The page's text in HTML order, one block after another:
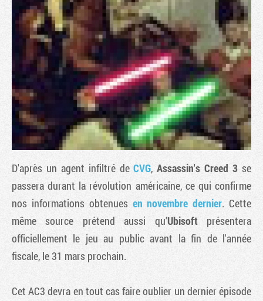
D'après un agent infiltré deCVG,Assassin's Creed 3 se
passera durant la révolution américaine, ce qui confirme
nos informations obtenues en novembre dernier. Cette
même source prétend aussi qu'Ubisoftprésentera
officiellement le jeu au public avant la fin de l'année
fiscale, le 31 mars prochain.
Cet AC3 devra en tout cas faire oublier un dernier épisode
Tribune